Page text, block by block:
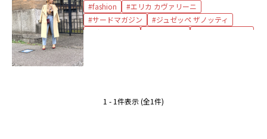
fashion
エリカ カヴァリーニ
サードマガジン
ジュゼッペ ザノッティ
デニムパンツ
1 - 1件表示 (全1件)